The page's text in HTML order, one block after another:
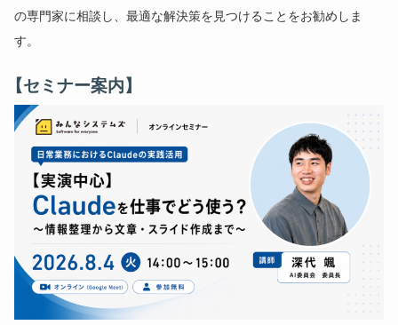
の専門家に相談し、最適な解決策を見つけることをお勧めしま
す。
【セミナー案内】